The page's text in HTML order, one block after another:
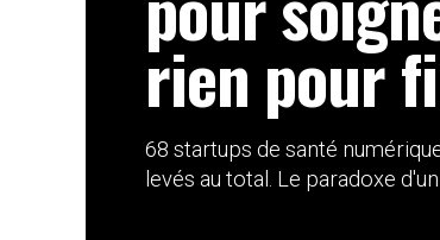
rien pour
68 startups de santé
levés au total. Le paradoxe d'un